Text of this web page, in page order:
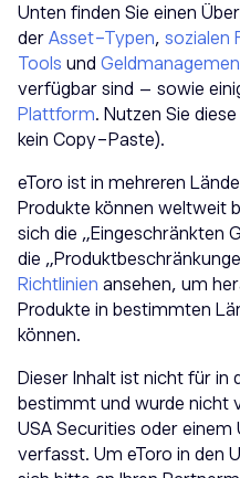
Unten finden Sie einen
der Asset-Typen, sozialen
Tools und
verfügbar sind – sowie
Plattform. Nutzen Sie
kein Copy-Paste).
eToro ist in mehreren
Produkte können weltweit
sich die „Eingeschränkten
die
Richtlinien ansehen, um
Produkte in bestimmten
können.
Dieser Inhalt ist nicht für in
bestimmt und wurde nicht
USA Securities oder
verfasst. Um eToro in den